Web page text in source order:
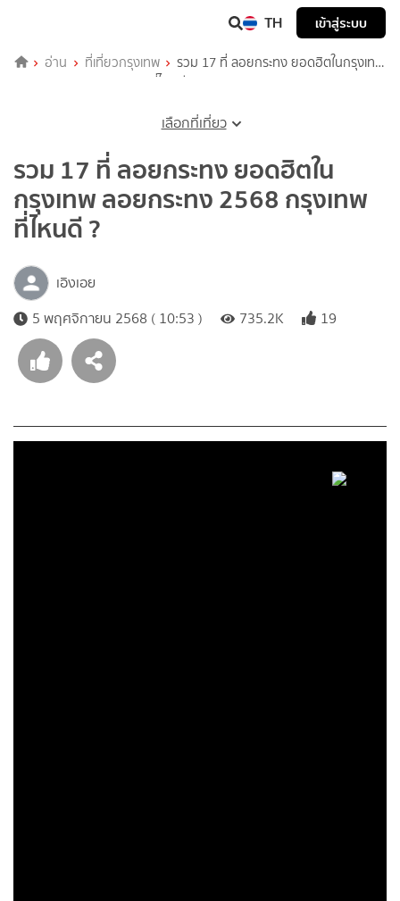
TH เข้าสู่ระบบ
อ่าน ที่เที่ยวกรุงเทพ
รวม 17 ที่ ลอยกระทง ยอดฮิตในกรุงเทพ
ลอยกระทง 2568 กรุงเทพ ที่ไหนดี ?
เลือกที่เที่ยว
รวม 17 ที่ ลอยกระทง ยอดฮิตใน
กรุงเทพ ลอยกระทง 2568 กรุงเทพ
ที่ไหนดี ?
เอิงเอย
5 พฤศจิกายน 2568 ( 10:53 )
735.2K 19